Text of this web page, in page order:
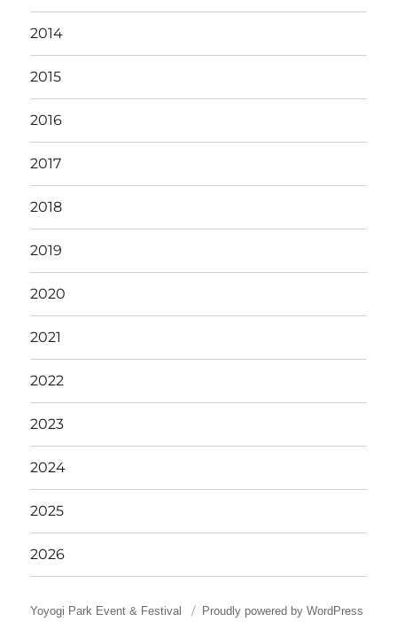
2014
2015
2016
2017
2018
2019
2020
2021
2022
2023
2024
2025
2026
Yoyogi Park Event & Festival Proudly powered by WordPress